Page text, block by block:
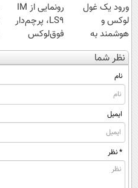
ورود یک غول
لوکس و
هوشمند به
ایران، IM LS9
رسماً رونمایی
شد
رونمایی از IM
LS9، پرچم‌دار
فوق‌لوکس
EREV وارد بازار
ایران شد
نظر شما
نام
ایمیل
* نظر